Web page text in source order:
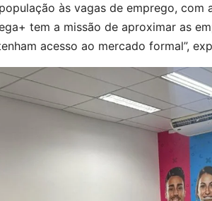
às vagas de emprego, com
tem a missão de aproximar as
acesso ao mercado formal”,